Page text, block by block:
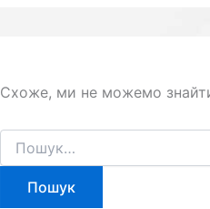
Схоже, ми не можемо
Шукати: